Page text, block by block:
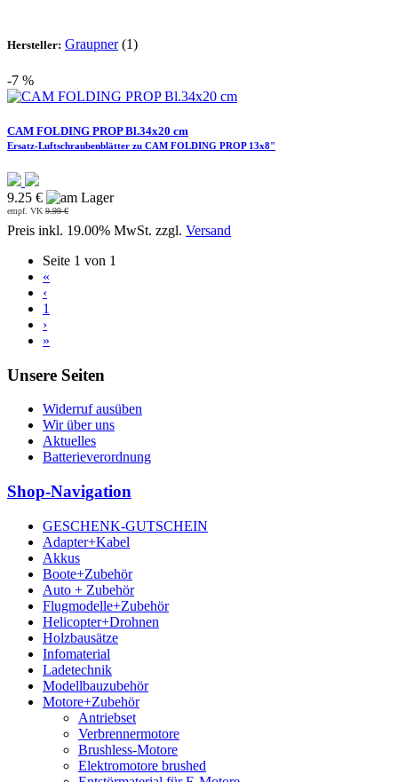
Hersteller: Graupner(1)
-7 %
CAM FOLDING PROP Bl.34x20 cm
Ersatz-Luftschraubenblätter zu CAM FOLDING PROP 13x8"
9.25 €
empf. VK 9.99 €
Preis inkl. 19.00% MwSt. zzgl. Versand
Seite 1 von 1
«
‹
1
›
»
Unsere Seiten
Widerruf ausüben
Wir über uns
Aktuelles
Batterieverordnung
Shop-Navigation
GESCHENK-GUTSCHEIN
Adapter+Kabel
Akkus
Boote+Zubehör
Auto + Zubehör
Flugmodelle+Zubehör
Helicopter+Drohnen
Holzbausätze
Infomaterial
Ladetechnik
Modellbauzubehör
Motore+Zubehör
Antriebset
Verbrennermotore
Brushless-Motore
Elektromotore brushed